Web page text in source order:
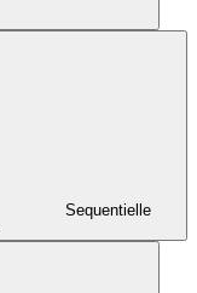
Sequentielle